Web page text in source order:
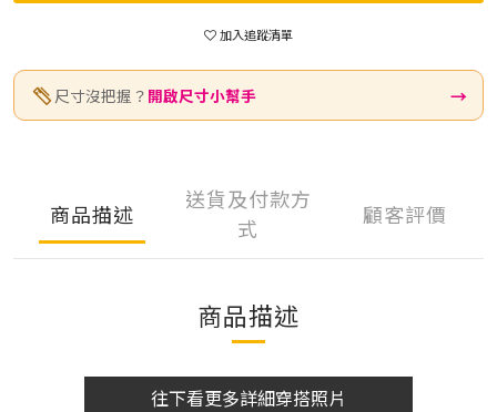
加入追蹤清單
尺寸沒把握？ 開啟尺寸小幫手 →
商品描述
送貨及付款方
式
顧客評價
商品描述
往下看更多詳細穿搭照片